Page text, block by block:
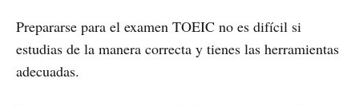
Prepararse para el examen TOEIC no es difícil si
estudias de la manera correcta y tienes las herramientas
adecuadas.